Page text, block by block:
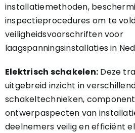
installatiemethoden,
inspectieprocedures om te
veiligheidsvoorschriften voor
laagspanningsinstallaties in
Elektrisch schakelen: Deze
uitgebreid inzicht in
schakeltechnieken,
ontwerpaspecten van
deelnemers veilig en efficiënt